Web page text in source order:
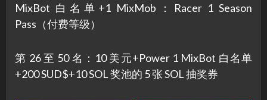
MixBot 白名单+1 MixMob：Racer 1 Season
Pass（付费等级）
第 26 至 50 名：10 美元+Power 1 MixBot 白名单
+200 SUD$+10 SOL 奖池的 5 张 SOL 抽奖券